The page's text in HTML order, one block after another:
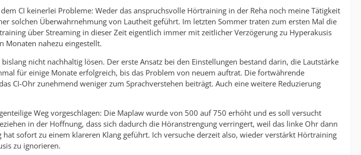
CI keinerlei Probleme: Weder das anspruchsvolle Hörtraining in der Reha noch meine Tätigkeit
solchen Überwahrnehmung von Lautheit geführt. Im letzten Sommer traten zum ersten Mal die
über Streaming in dieser Zeit eigentlich immer mit zeitlicher Verzögerung zu Hyperakusis
Monaten nahezu eingestellt.
nicht nachhaltig lösen. Der erste Ansatz bei den Einstellungen bestand darin, die Lautstärke
für einige Monate erfolgreich, bis das Problem von neuem auftrat. Die fortwährende
CI-Ohr zunehmend weniger zum Sprachverstehen beiträgt. Auch eine weitere Reduzierung
Weg vorgeschlagen: Die Maplaw wurde von 500 auf 750 erhöht und es soll versucht
in der Hoffnung, dass sich dadurch die Höranstrengung verringert, weil das linke Ohr dann
sofort zu einem klareren Klang geführt. Ich versuche derzeit also, wieder verstärkt Hörtraining
zu ignorieren.